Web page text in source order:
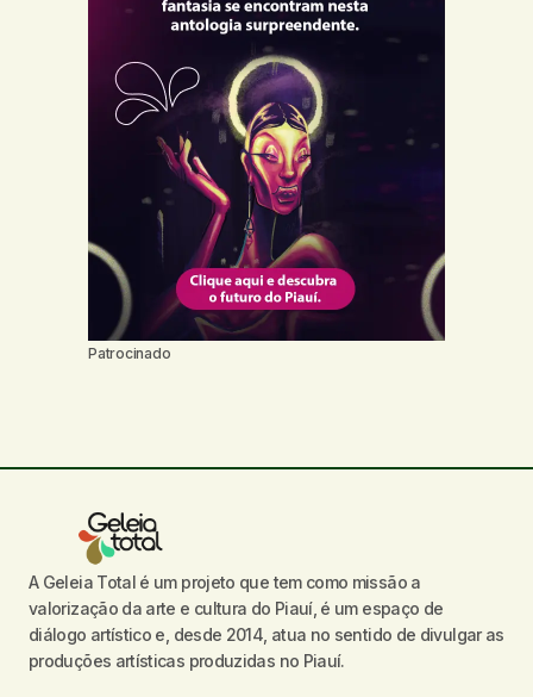
Patrocinado
A Geleia Total é um projeto que tem como missão a
valorização da arte e cultura do Piauí, é um espaço de
diálogo artístico e, desde 2014, atua no sentido de divulgar as
produções artísticas produzidas no Piauí.